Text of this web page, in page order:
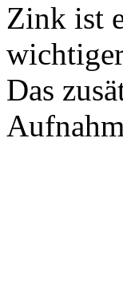
Zink ist
Das